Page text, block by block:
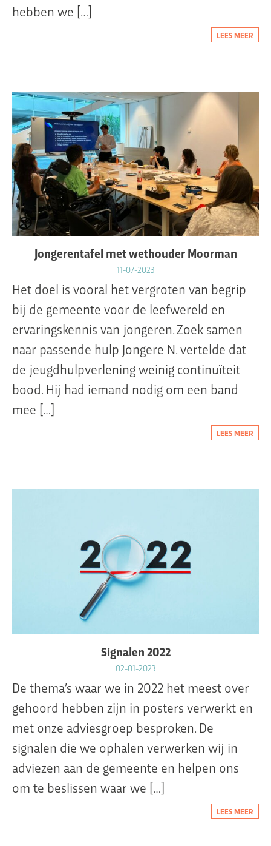
hebben we […]
LEES MEER
Jongerentafel met wethouder Moorman
11-07-2023
Het doel is vooral het vergroten van begrip
bij de gemeente voor de leefwereld en
ervaringskennis van jongeren. Zoek samen
naar passende hulp Jongere N. vertelde dat
de jeugdhulpverlening weinig continuïteit
bood. Hij had iemand nodig om een band
mee […]
LEES MEER
Signalen 2022
02-01-2023
De thema’s waar we in 2022 het meest over
gehoord hebben zijn in posters verwerkt en
met onze adviesgroep besproken. De
signalen die we ophalen verwerken wij in
adviezen aan de gemeente en helpen ons
om te beslissen waar we […]
LEES MEER